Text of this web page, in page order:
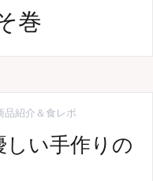
巻
品紹介＆食レポ
い手作りの